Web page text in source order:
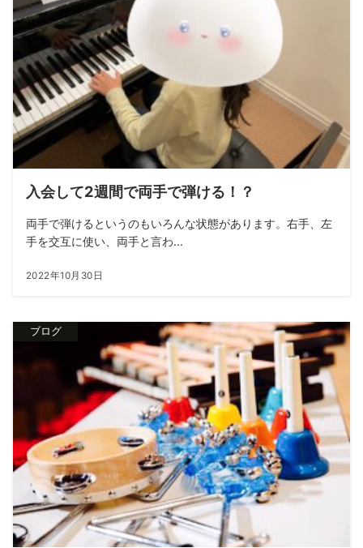
入会して2週間で両手で弾ける！？
両手で弾けるというのもいろんな状態があります。右手、左
手を交互に使い、両手と言わ...
2022年10月30日
ブログ